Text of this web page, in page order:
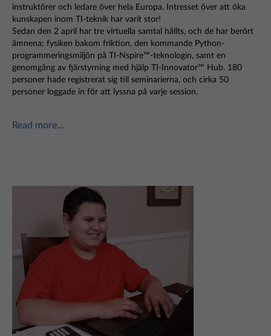
instruktörer och ledare över hela Europa. Intresset över att öka
kunskapen inom TI-teknik har varit stor!
Sedan den 2 april har tre virtuella samtal hållts, och de har berört
ämnena; fysiken bakom friktion, den kommande Python-
programmeringsmiljön på TI-Nspire™-teknologin, samt en
genomgång av fjärstyrning med hjälp TI-Innovator™ Hub. 180
personer hade registrerat sig till seminarierna, och cirka 50
personer loggade in för att lyssna på varje session.
Read more...